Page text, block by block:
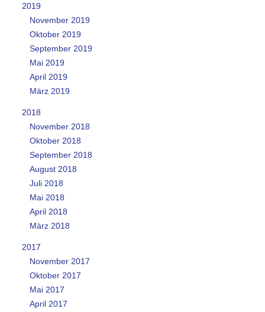
2019
November 2019
Oktober 2019
September 2019
Mai 2019
April 2019
März 2019
2018
November 2018
Oktober 2018
September 2018
August 2018
Juli 2018
Mai 2018
April 2018
März 2018
2017
November 2017
Oktober 2017
Mai 2017
April 2017